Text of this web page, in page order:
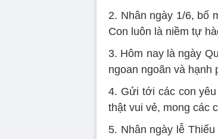
2. Nhân ngày 1/6, bố
Con luôn là niềm tự
3. Hôm nay là ngày
ngoan ngoãn và hạnh
4. Gửi tới các con
thật vui vẻ, mong các
5. Nhân ngày lễ